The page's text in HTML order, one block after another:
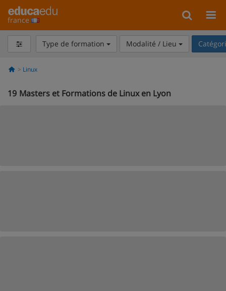
france
Type de formation Modalité / Lieu
Linux
19 Masters et Formations de Linux en Lyon